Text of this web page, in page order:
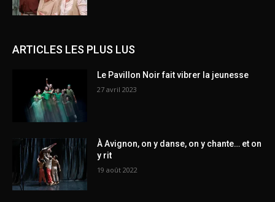
ARTICLES LES PLUS LUS
Le Pavillon Noir fait vibrer la jeunesse
27 avril 2023
À Avignon, on y danse, on y chante… et on
y rit
19 août 2022